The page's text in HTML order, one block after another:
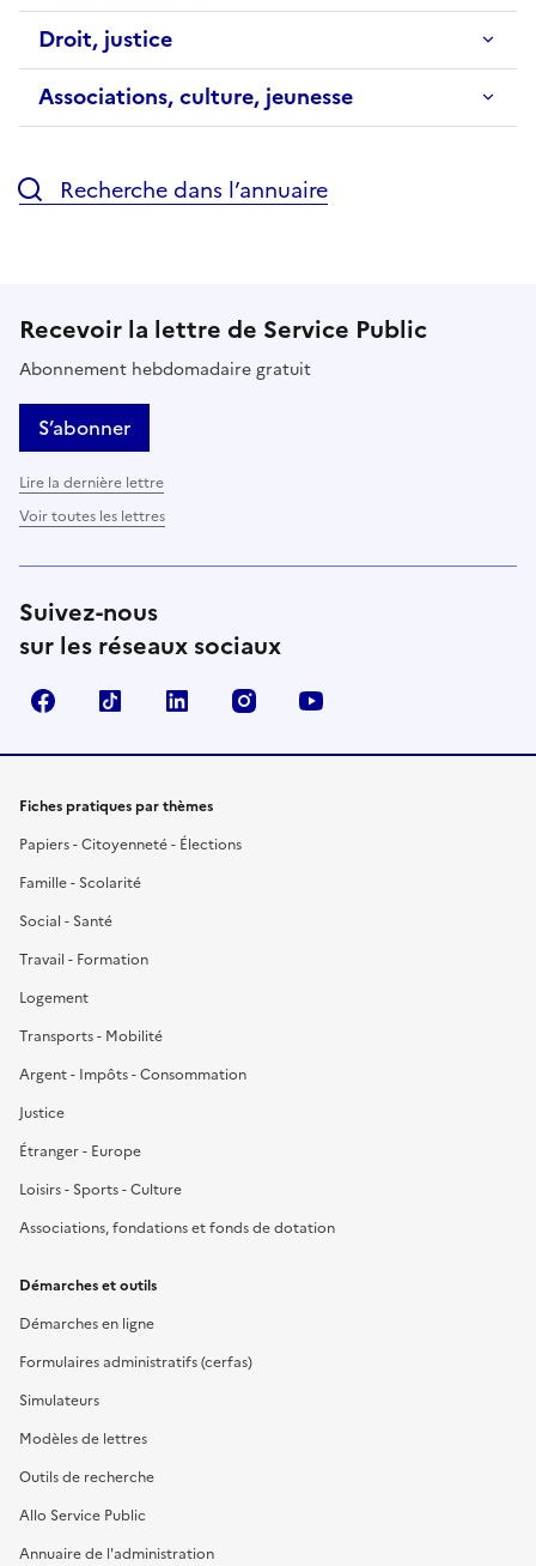
Droit, justice
Associations, culture, jeunesse
Recherche dans l’annuaire
Recevoir la lettre de Service Public
Abonnement hebdomadaire gratuit
S’abonner
Lire la dernière lettre
Voir toutes les lettres
Suivez-nous
sur les réseaux sociaux
FacebookTikTok LinkedIn Instagram
Fiches pratiques par thèmes
Papiers - Citoyenneté - Élections
Famille - Scolarité
Social - Santé
Travail - Formation
Logement
Transports - Mobilité
Argent - Impôts - Consommation
Justice
Étranger - Europe
Loisirs - Sports - Culture
Associations, fondations et fonds de dotation
Démarches et outils
Démarches en ligne
Formulaires administratifs (cerfas)
Simulateurs
Modèles de lettres
Outils de recherche
Allo Service Public
Annuaire de l'administration